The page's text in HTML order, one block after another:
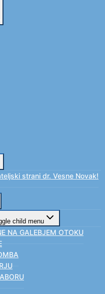
strani dr. Vesne Novak!
child menu
NA GALEBJEM OTOKU